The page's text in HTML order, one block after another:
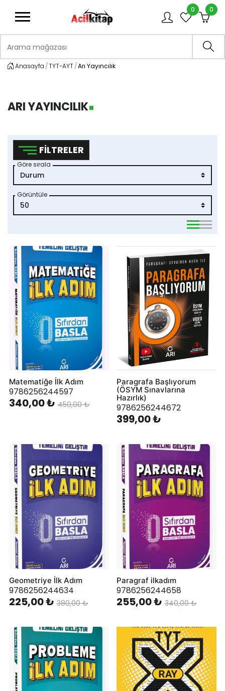
0 0
Anasayfa TYT-AYT Arı Yayıncılık
ARI YAYINCILIK
FILTRELER
Göre sırala
Görüntüle
Matematiğe İlk Adım
9786256244597
340,00 ₺ 450,00 ₺
Paragrafa Başlıyorum
(ÖSYM Sınavlarına
Hazırlık)
9786256244672
399,00 ₺
Geometriye İlk Adım
9786256244634
225,00 ₺ 380,00 ₺
Paragraf ilkadım
9786256244658
255,00 ₺ 340,00 ₺